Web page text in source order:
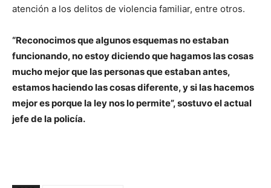
atención a los delitos de violencia familiar, entre otros.
“Reconocimos que algunos esquemas no estaban
funcionando, no estoy diciendo que hagamos las cosas
mucho mejor que las personas que estaban antes,
estamos haciendo las cosas diferente, y si las hacemos
mejor es porque la ley nos lo permite”, sostuvo el actual
jefe de la policía.